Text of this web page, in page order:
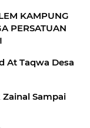
KAMPUNG
PERSATUAN
At Taqwa Desa
Sampai